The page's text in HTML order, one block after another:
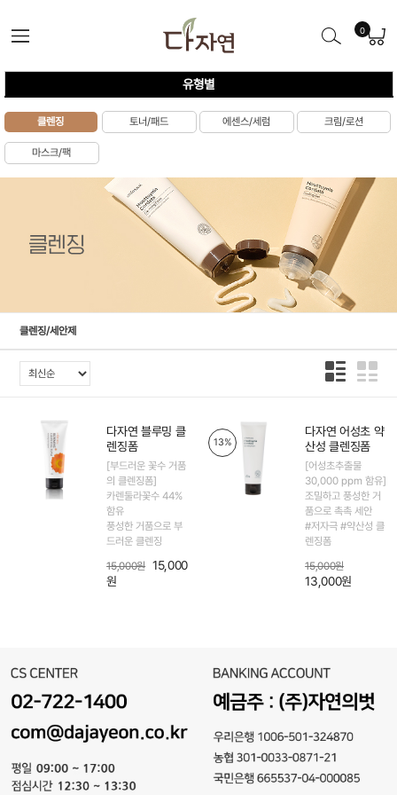
0
유형별
클렌징 토너/패드 에센스/세럼 크림/로션
마스크/팩
클렌징/세안제
다자연 블루밍 클
렌징폼
[부드러운 꽃수 거품
의 클렌징폼]
카렌둘라꽃수 44%
함유
풍성한 거품으로 부
드러운 클렌징
15,000원 15,000
원
13%
다자연 어성초 약
산성 클렌징폼
[어성초추출물
30,000 ppm 함유]
조밀하고 풍성한 거
품으로 촉촉 세안
#저자극 #약산성 클
렌징폼
15,000원
13,000원